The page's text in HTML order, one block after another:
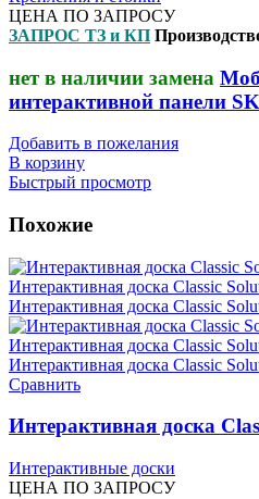
ЦЕНА ПО ЗАПРОСУ
ЗАПРОС ТЗ и КП
нет в наличии замена
интерактивной панели
Добавить в пожелания
В корзину
Быстрый просмотр
Похожие
Сравнить
Интерактивная доска
Интерактивные доски
ЦЕНА ПО ЗАПРОСУ